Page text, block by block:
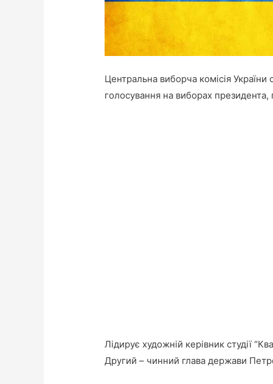
Центральна виборча комісія
голосування на виборах президента,
Лідирує художній керівник студії
Другий – чинний глава держави